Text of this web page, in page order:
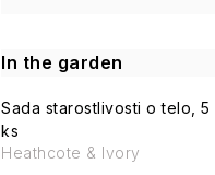
In the garden
Sada starostlivosti o telo, 5
ks
Heathcote & Ivory